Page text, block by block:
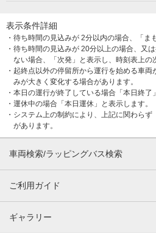
表示条件詳細
・待ち時間の見込みが 2分以内の場合、「ま
・待ち時間の見込みが 20分以上の場合、又
ない場合、「次発」と表示し、時刻表上の
・起終点以外の停留所から運行を始める車
みが大きく変化する場合があります。
・本日の運行が終了している場合「本日終了
・運休中の場合「本日運休」と表示します。
・システム上の制約により、上記に関わら
があります。
車両検索/ラッピングバス検索
ご利用ガイド
ギャラリー